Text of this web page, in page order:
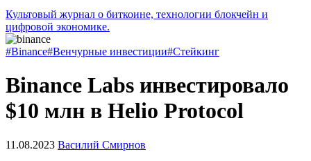
Культовый журнал о биткоине, технологии блокчейн и
цифровой экономике.
#Binance#Венчурные инвестиции#Стейкинг
Binance Labs инвестировало
$10 млн в Helio Protocol
11.08.2023 Василий Смирнов